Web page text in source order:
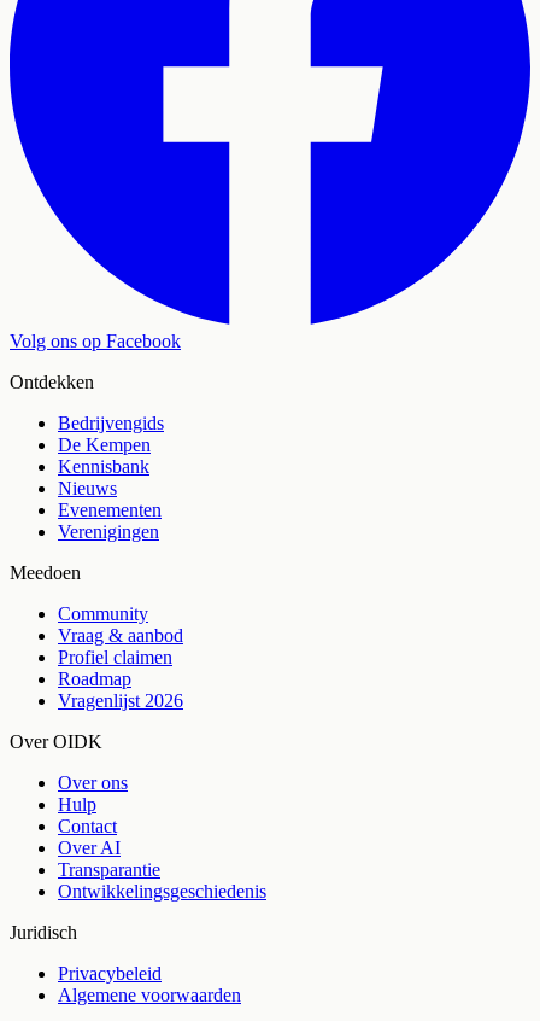
Volg ons op Facebook
Ontdekken
Bedrijvengids
De Kempen
Kennisbank
Nieuws
Evenementen
Verenigingen
Meedoen
Community
Vraag & aanbod
Profiel claimen
Roadmap
Vragenlijst 2026
Over OIDK
Over ons
Hulp
Contact
Over AI
Transparantie
Ontwikkelingsgeschiedenis
Juridisch
Privacybeleid
Algemene voorwaarden